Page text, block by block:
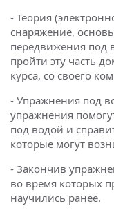
- Теория
снаряжение,
передвижения под
пройти эту часть
курса, со своего
- Упражнения под
упражнения
под водой и
которые могут
- Закончив
во время которых
научились ранее.